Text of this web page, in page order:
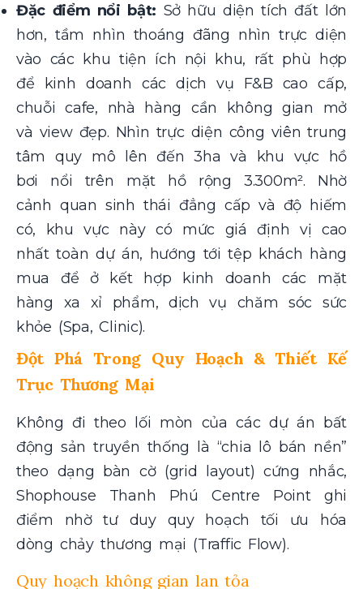
Đặc điểm nổi bật: Sở hữu diện tích đất lớn
hơn, tầm nhìn thoáng đãng nhìn trực diện
vào các khu tiện ích nội khu, rất phù hợp
để kinh doanh các dịch vụ F&B cao cấp,
chuỗi cafe, nhà hàng cần không gian mở
và view đẹp. Nhìn trực diện công viên trung
tâm quy mô lên đến 3ha và khu vực hồ
bơi nổi trên mặt hồ rộng 3.300m². Nhờ
cảnh quan sinh thái đẳng cấp và độ hiếm
có, khu vực này có mức giá định vị cao
nhất toàn dự án, hướng tới tệp khách hàng
mua để ở kết hợp kinh doanh các mặt
hàng xa xỉ phẩm, dịch vụ chăm sóc sức
khỏe (Spa, Clinic).
Đột Phá Trong Quy Hoạch & Thiết Kế
Trục Thương Mại
Không đi theo lối mòn của các dự án bất
động sản truyền thống là “chia lô bán nền”
theo dạng bàn cờ (grid layout) cứng nhắc,
Shophouse Thanh Phú Centre Point ghi
điểm nhờ tư duy quy hoạch tối ưu hóa
dòng chảy thương mại (Traffic Flow).
Quy hoạch không gian lan tỏa